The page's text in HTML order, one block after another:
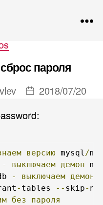
пароля
Дата2018/07/20
версию mysql /
- выключаем демон
- выключаем демон
- tables -- skip-
без
пароля